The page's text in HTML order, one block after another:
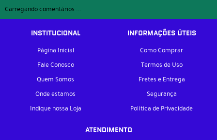
Carregando comentários ...
INSTITUCIONAL
Página Inicial
Fale Conosco
Quem Somos
Onde estamos
Indique nossa Loja
INFORMAÇÕES ÚTEIS
Como Comprar
Termos de Uso
Fretes e Entrega
Segurança
Política de Privacidade
ATENDIMENTO